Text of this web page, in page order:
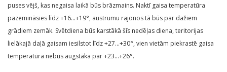
puses vējš, kas negaisa laikā būs brāzmains. Naktī gaisa temperatūra
pazemināsies līdz +16…+19°, austrumu rajonos tā būs par dažiem
grādiem zemāk. Svētdiena būs karstākā šīs nedēļas diena, teritorijas
lielākajā daļā gaisam iesilstot līdz +27…+30°, vien vietām piekrastē gaisa
temperatūra nebūs augstāka par +23…+26°.